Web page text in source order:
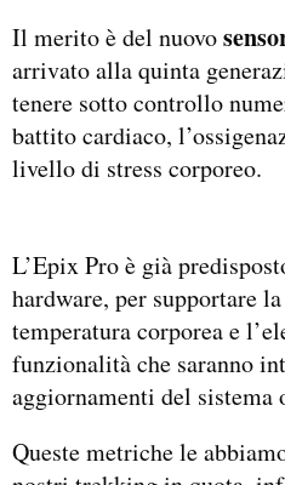
Il merito è del nuovo
arrivato alla quinta
tenere sotto controllo
battito cardiaco,
livello di stress corporeo.
L’Epix Pro è già
hardware, per supportare
temperatura corporea e
funzionalità che saranno
aggiornamenti del sistema
Queste metriche le